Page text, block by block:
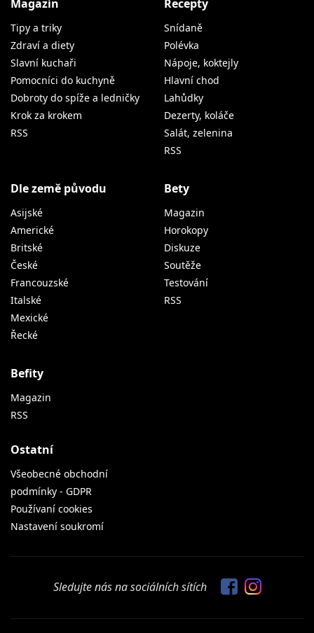
Magazín
Tipy a triky
Zdraví a diety
Slavní kuchaři
Pomocníci do kuchyně
Dobroty do spíže a ledničky
Krok za krokem
RSS
Recepty
Snídaně
Polévka
Nápoje, koktejly
Hlavní chod
Lahůdky
Dezerty, koláče
Salát, zelenina
RSS
Dle země původu
Asijské
Americké
Britské
České
Francouzské
Italské
Mexické
Řecké
Bety
Magazin
Horokopy
Diskuze
Soutěže
Testování
RSS
Befity
Magazin
RSS
Ostatní
Všeobecné obchodní
podmínky - GDPR
Používaní cookies
Nastavení soukromí
Sledujte nás na sociálních sítích